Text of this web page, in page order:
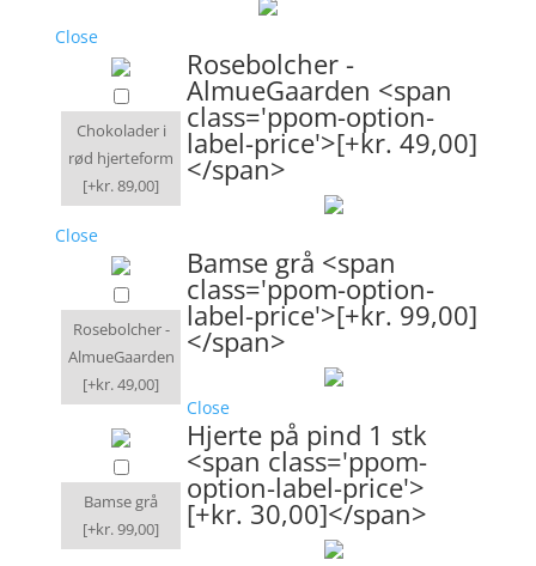
Close
Chokolader i
rød hjerteform
[+kr. 89,00]
Rosebolcher -
AlmueGaarden <span
class='ppom-option-
label-price'>[+kr. 49,00]
</span>
Close
Rosebolcher -
AlmueGaarden
[+kr. 49,00]
Bamse grå <span
class='ppom-option-
label-price'>[+kr. 99,00]
</span>
Close
Bamse grå
[+kr. 99,00]
Hjerte på pind 1 stk
<span class='ppom-
option-label-price'>
[+kr. 30,00]</span>